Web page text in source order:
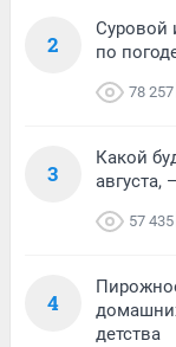
2
Суровой
по
78 257
3
Какой
57 435
4
детства